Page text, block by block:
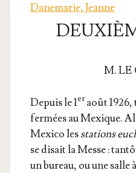
Danemarie, Jeanne
M. LE
Depuis le 1eraoût 1926,
fer­mées au Mexique.
Mexi­co lessta­tions
se disait la Messe :
un bureau, ou une salle